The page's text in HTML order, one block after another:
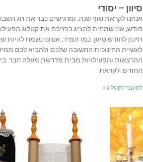
סיוון – יסודי
אנחנו לקראת סוף שנה, ומרגישים כבר את חג
חודש, אנו שמחים להציג בפניכם את קטלוג
תיכון לחודש סיוון. כמו תמיד, אנחנו נשמח להיות
לעשייה החינוכית החשובה שלכם ולהביא לכם
ההרצאות והפעילויות מבית מדרשת מעלה חבר.
החודש: לקראת
למעבר לקטלוג »